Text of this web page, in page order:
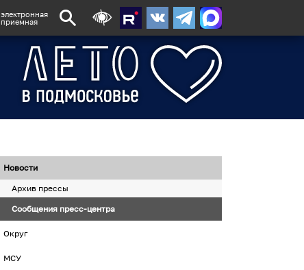
электронная
приемная
Новости
Архив прессы
Сообщения пресс-центра
Округ
МСУ